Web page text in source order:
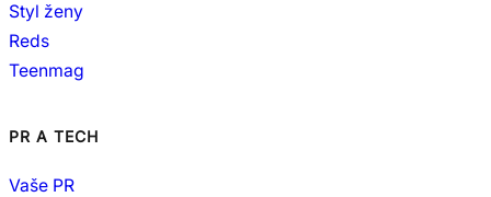
Styl ženy
Reds
Teenmag
PR A TECH
Vaše PR